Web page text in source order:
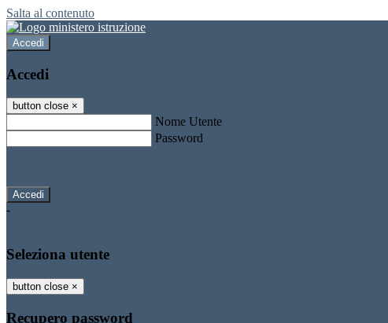
Salta al contenuto
Accedi
Accedi
button close ×
Nome Utente
Password
-
Seleziona utente
button close ×
Recupero password